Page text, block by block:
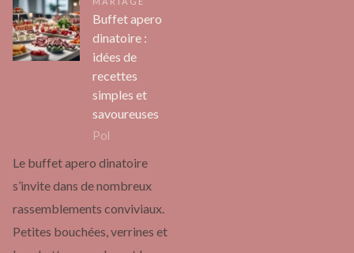
Buffet apero
dinatoire :
idées de
recettes
simples et
savoureuses
Pol
Le buffet apero dinatoire
s’invite dans de nombreux
rassemblements conviviaux.
Petites bouchées, verrines et